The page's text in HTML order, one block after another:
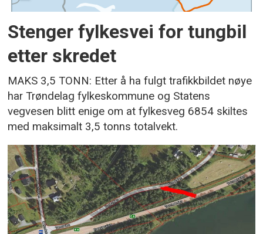
Stenger fylkesvei for tungbil
etter skredet
MAKS 3,5 TONN: Etter å ha fulgt trafikkbildet nøye
har Trøndelag fylkeskommune og Statens
vegvesen blitt enige om at fylkesveg 6854 skiltes
med maksimalt 3,5 tonns totalvekt.